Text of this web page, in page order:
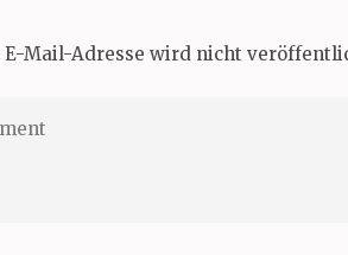
E-Mail-Adresse wird nicht